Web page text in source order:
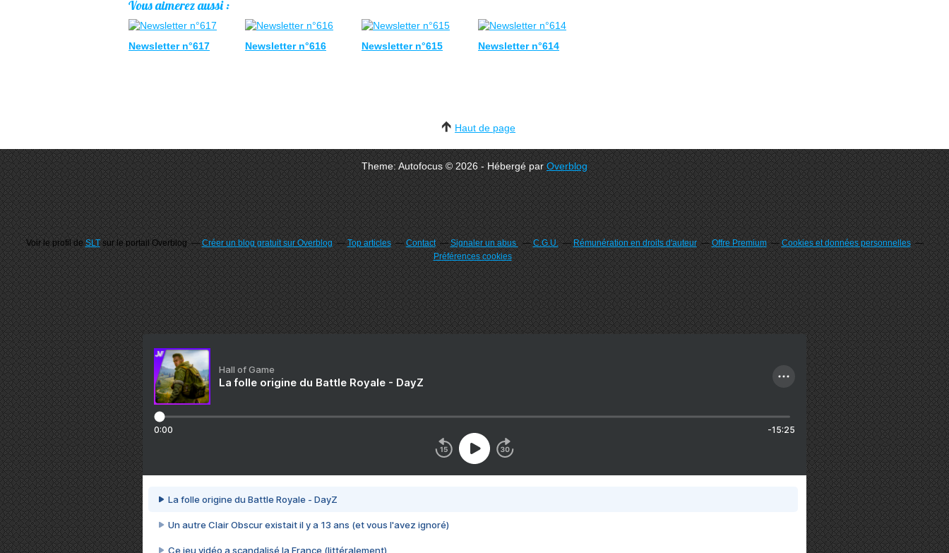
Vous aimerez aussi :
Newsletter n°617 Newsletter n°616 Newsletter n°615 Newsletter n°614
Haut de page
Theme: Autofocus © 2026 - Hébergé parOverblog
Voir le profil deSLTsur le portail Overblog Créer un blog gratuit sur Overblog Top articles Contact Signaler un abus C.G.U. Rémunération en droits d'auteur Offre Premium
Cookies et données personnelles
Préférences cookies
Hall of Game
La folle origine du Battle Royale - DayZ
0:00 -15:25
La folle origine du Battle Royale - DayZ
Un autre Clair Obscur existait il y a 13 ans (et vous l'avez ignoré)
Ce jeu vidéo a scandalisé la France (littéralement)